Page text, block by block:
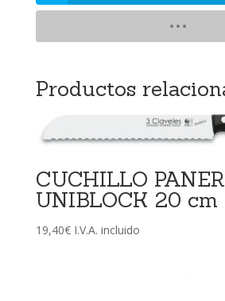
Productos
CUCHILLO
UNIBLOCK 20 cm
19,40€ I.V.A. incluido